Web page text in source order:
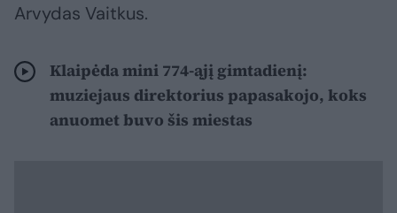
Arvydas Vaitkus.
Klaipėda mini 774-ąjį gimtadienį:
muziejaus direktorius papasakojo, koks
anuomet buvo šis miestas